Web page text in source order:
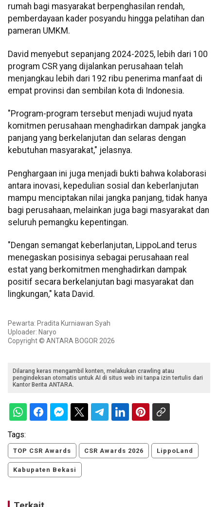
rumah bagi masyarakat berpenghasilan rendah,
pemberdayaan kader posyandu hingga pelatihan dan
pameran UMKM.
David menyebut sepanjang 2024-2025, lebih dari 100
program CSR yang dijalankan perusahaan telah
menjangkau lebih dari 192 ribu penerima manfaat di
empat provinsi dan sembilan kota di Indonesia.
"Program-program tersebut menjadi wujud nyata
komitmen perusahaan menghadirkan dampak jangka
panjang yang berkelanjutan dan selaras dengan
kebutuhan masyarakat," jelasnya.
Penghargaan ini juga menjadi bukti bahwa kolaborasi
antara inovasi, kepedulian sosial dan keberlanjutan
mampu menciptakan nilai jangka panjang, tidak hanya
bagi perusahaan, melainkan juga bagi masyarakat dan
seluruh pemangku kepentingan.
"Dengan semangat keberlanjutan, LippoLand terus
menegaskan posisinya sebagai perusahaan real
estat yang berkomitmen menghadirkan dampak
positif secara berkelanjutan bagi masyarakat dan
lingkungan," kata David.
Pewarta: Pradita Kurniawan Syah
Uploader: Naryo
Copyright © ANTARA BOGOR 2026
Dilarang keras mengambil konten, melakukan crawling atau
pengindeksan otomatis untuk AI di situs web ini tanpa izin tertulis dari
Kantor Berita ANTARA.
Tags:
TOP CSR Awards CSR Awards 2026 LippoLand
Kabupaten Bekasi